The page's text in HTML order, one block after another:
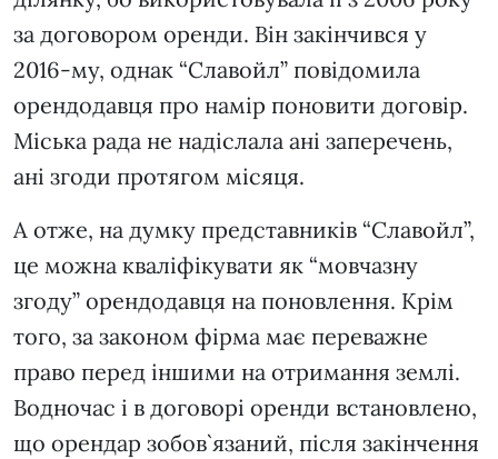
за договором оренди. Він закінчився у
2016-му, однак “Славойл” повідомила
орендодавця про намір поновити договір.
Міська рада не надіслала ані заперечень,
ані згоди протягом місяця.
А отже, на думку представників “Славойл”,
це можна кваліфікувати як “мовчазну
згоду” орендодавця на поновлення. Крім
того, за законом фірма має переважне
право перед іншими на отримання землі.
Водночас і в договорі оренди встановлено,
що орендар зобов`язаний, після закінчення